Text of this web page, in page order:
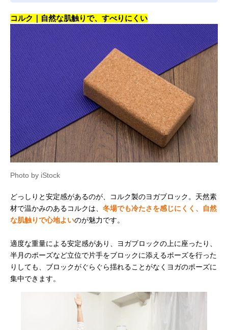
コルク｜自然な肌触りで、すべりにくい
Photo by iStock
どっしりと安定感があるのが、コルク製のヨガブロック。天然素
材で温かみのあるコルクは、 冬場でも冷たさを感じにくく、自然
な肌触りで心地よいのが魅力です。
適度な重量による安定感があり、ヨガブロックの上に座ったり、
半月のポーズなど立位で片手をブロックに添えるポーズを行った
りしても、ブロックがぐらぐら揺れることがなくヨガのポーズに
集中できます。